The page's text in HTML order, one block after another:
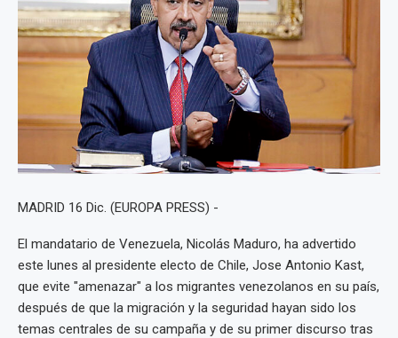
MADRID 16 Dic. (EUROPA PRESS) -
El mandatario de Venezuela, Nicolás Maduro, ha advertido
este lunes al presidente electo de Chile, Jose Antonio Kast,
que evite "amenazar" a los migrantes venezolanos en su país,
después de que la migración y la seguridad hayan sido los
temas centrales de su campaña y de su primer discurso tras